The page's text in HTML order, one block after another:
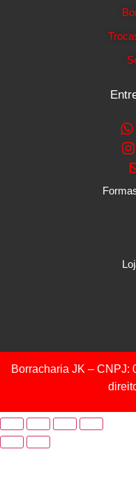
Borracharia JK – CNPJ: